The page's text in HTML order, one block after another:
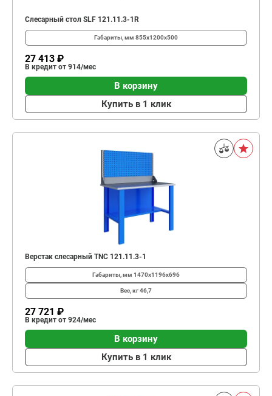
Слесарный стол SLF 121.11.3-1R
Габариты, мм 855x1200x500
27 413 ₽
В кредит от 914/мес
В корзину
Купить в 1 клик
Верстак слесарный TNC 121.11.3-1
Габариты, мм 1470x1196x696
Вес, кг46,7
27 721 ₽
В кредит от 924/мес
В корзину
Купить в 1 клик